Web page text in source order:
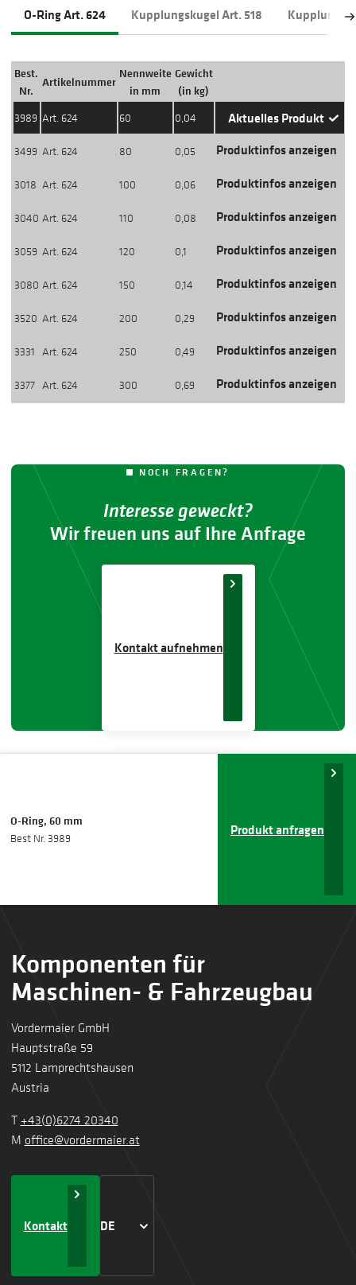
O-Ring Art. 624 Kupplungskugel Art. 518
Best.
Nr.
Artikelnummer
Nennweite
in mm
Gewicht
(in kg)
3989 Art. 624 60 0,04 Aktuelles Produkt
3499 Art. 624 80 0,05 Produktinfos anzeigen
3018 Art. 624 100 0,06 Produktinfos anzeigen
3040 Art. 624 110 0,08 Produktinfos anzeigen
3059 Art. 624 120 0,1 Produktinfos anzeigen
3080 Art. 624 150 0,14 Produktinfos anzeigen
3520 Art. 624 200 0,29 Produktinfos anzeigen
3331 Art. 624 250 0,49 Produktinfos anzeigen
3377 Art. 624 300 0,69 Produktinfos anzeigen
NOCH FRAGEN?
Interesse geweckt?
Wir freuen uns auf Ihre Anfrage
Kontakt aufnehmen
O-Ring, 60 mm
Best Nr. 3989
Produkt anfragen
Komponenten für
Maschinen- & Fahrzeugbau
Vordermaier GmbH
Hauptstraße 59
5112 Lamprechtshausen
Austria
T +43(0)6274 20340
M office@vordermaier.at
Kontakt DE